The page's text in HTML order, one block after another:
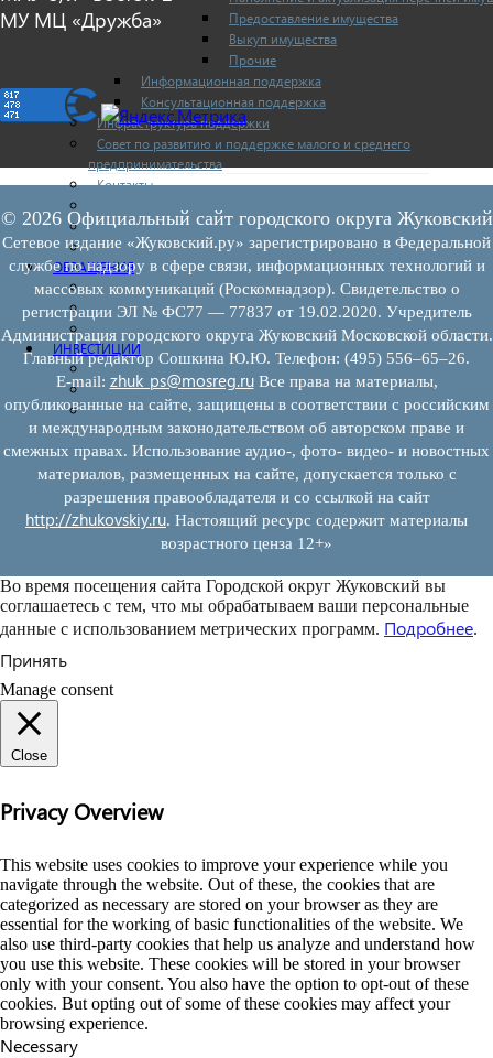
Предоставление имущества
Выкуп имущества
Прочие
Информационная поддержка
Консультационная поддержка
Инфраструктура поддержки
Совет по развитию и поддержке малого и среднего
предпринимательства
Контакты
Законодательство
Конкурсы
ОБРАЩЕНИЯ
Обращения граждан
Графики личного приема граждан
ИНВЕСТИЦИИ
Инвестиционный паспорт
Муниципально-частное партнерство
Новости инвестиций
МУ МЦ «Дружба»
© 2026 Официальный сайт городского округа Жуковский
Сетевое издание «Жуковский.ру» зарегистрировано в Федеральной
службе по надзору в сфере связи, информационных технологий и
массовых коммуникаций (Роскомнадзор). Свидетельство о
регистрации ЭЛ № ФС77 — 77837 от 19.02.2020. Учредитель
Администрация городского округа Жуковский Московской области.
Главный редактор Сошкина Ю.Ю. Телефон: (495) 556–65–26.
E‑mail: zhuk_ps@mosreg.ruВсе права на материалы,
опубликованные на сайте, защищены в соответствии с российским
и международным законодательством об авторском праве и
смежных правах. Использование аудио-, фото- видео- и новостных
материалов, размещенных на сайте, допускается только с
разрешения правообладателя и со ссылкой на сайт
http://zhukovskiy.ru. Настоящий ресурс содержит материалы
возрастного ценза 12+»
Во время посещения сайта Городской округ Жуковский вы
соглашаетесь с тем, что мы обрабатываем ваши персональные
данные с использованием метрических программ. Подробнее.
Принять
Manage consent
Close
Privacy Overview
This website uses cookies to improve your experience while you
navigate through the website. Out of these, the cookies that are
categorized as necessary are stored on your browser as they are
essential for the working of basic functionalities of the website. We
also use third-party cookies that help us analyze and understand how
you use this website. These cookies will be stored in your browser
only with your consent. You also have the option to opt-out of these
cookies. But opting out of some of these cookies may affect your
browsing experience.
Necessary